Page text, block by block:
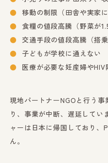
移動の制限（田舎や実家に
食糧の値段高騰（野菜が
交通手段の値段高騰（搭
子どもが学校に通えない
医療が必要な妊産婦や
現地パートナーNGOと行う
り、事業が中断、遅延してい
ャーは日本に帰国しており、
ん。